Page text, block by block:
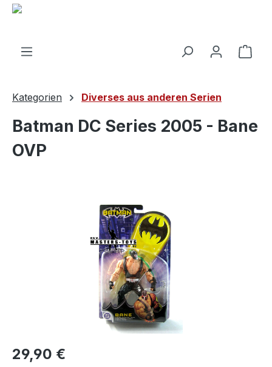
springen
Kategorien Diverses aus anderen Serien
Batman DC Series 2005 - Bane
OVP
Bildergalerie überspringen
29,90 €